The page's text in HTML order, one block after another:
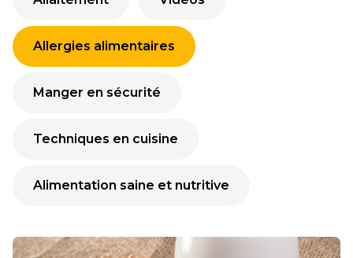
Allergies alimentaires
Manger en sécurité
Techniques en cuisine
Alimentation saine et nutritive